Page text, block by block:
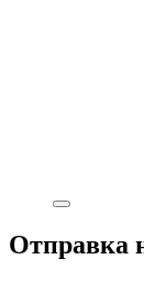
Отправка